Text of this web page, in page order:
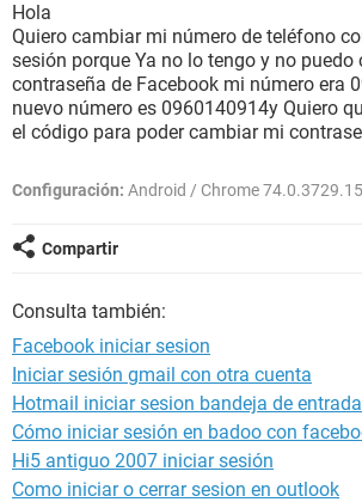
Hola
Quiero cambiar mi número de teléfono
sesión porque Ya no lo tengo y no puedo
contraseña de Facebook mi número era
nuevo número es 0960140914y Quiero
el código para poder cambiar mi
Configuración: Android / Chrome
Compartir
Consulta también:
Facebook iniciar sesion
Iniciar sesión gmail con otra cuenta
Hotmail iniciar sesion bandeja de entrada
Cómo iniciar sesión en badoo con
Hi5 antiguo 2007 iniciar sesión
Como iniciar o cerrar sesion en outlook